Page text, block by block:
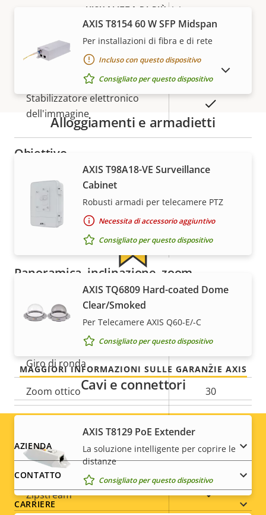
della
proprietà
Fotogrammi massimi al
secondo
50/60
Riprese diurne/notturne Sì
Stabilizzatore elettronico
dell'immagine
Obiettivo
Descrizione
della
proprietà
Valore
della
proprietà
Lunghezza focale
Campo visivo orizzontale 58.3 - 2.5 °
Campo visivo verticale 34.0 - 1.4 °
Panoramica, inclinazione, zoom
Descrizione
della
Valore
della
proprietà
Ampiezza di rotazione
Intervallo di inclinazione -20 to 200
Giro di ronda -
Zoom ottico 30
Zoom digitale 12
Compressione
Descrizione
della
Valore
della
Zipstream Sì
VISUALIZZA DI PIÙ
AXIS T8154 60 W SFP Midspan
Per installazioni di fibra e di rete
Incluso con questo dispositivo
Consigliato per questo dispositivo
Alloggiamenti e armadietti
AXIS T98A18-VE Surveillance
Cabinet
Robusti armadi per telecamere PTZ
Necessita di accessorio aggiuntivo
Consigliato per questo dispositivo
AXIS TQ6809 Hard-coated Dome
Clear/Smoked
Per Telecamere AXIS Q60-E/-C
Consigliato per questo dispositivo
Cavi e connettori
AXIS T8129 PoE Extender
La soluzione intelligente per coprire le
distanze
Consigliato per questo dispositivo
Garanzia
Per tranquillità
La nostra garanzia di 3 anni offre funzionamento
senza problemi e contenimento dei costi.
MAGGIORI INFORMAZIONI SULLE GARANZIE AXIS
Footer
menu
AZIENDA
CONTATTO
CARRIERE